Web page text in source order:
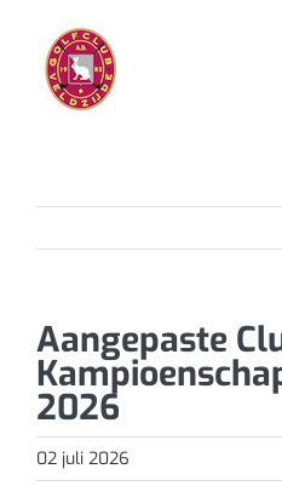
inhoud
Aangepaste
2026
02 juli 2026